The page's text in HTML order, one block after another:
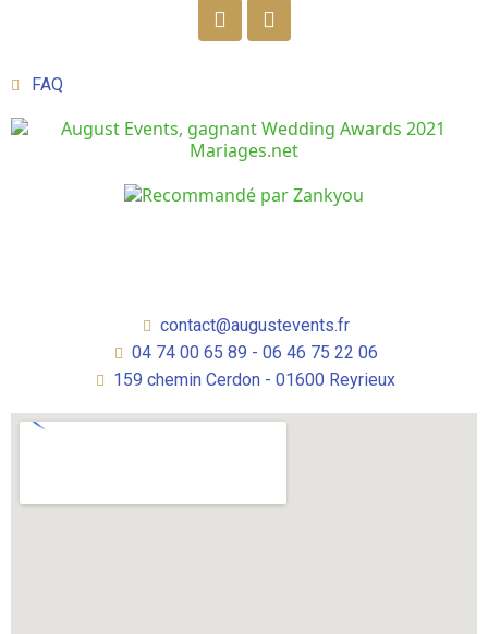
FAQ
contact@augustevents.fr
04 74 00 65 89 - 06 46 75 22 06
159 chemin Cerdon - 01600 Reyrieux